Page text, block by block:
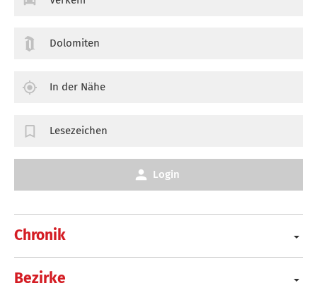
Chronik
Bezirke
Dolomiten
In der Nähe
Lesezeichen
Login